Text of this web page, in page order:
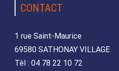
CONTACT
1 rue Saint-Maurice
69580 SATHONAY VILLAGE
Tèl : 04 78 22 10 72